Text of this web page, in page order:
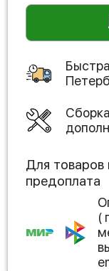
Для товаров
предоплата
(